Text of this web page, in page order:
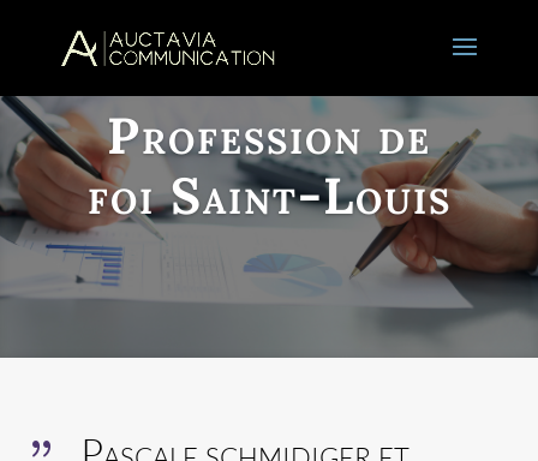
Profession de
foi Saint-Louis
{